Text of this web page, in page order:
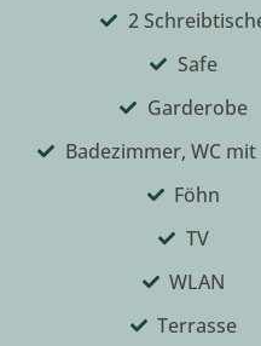
2
Safe
Garderobe
Badezimmer, WC
Föhn
TV
WLAN
Terrasse